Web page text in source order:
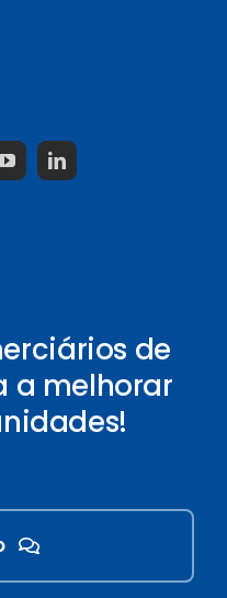
de
a melhorar